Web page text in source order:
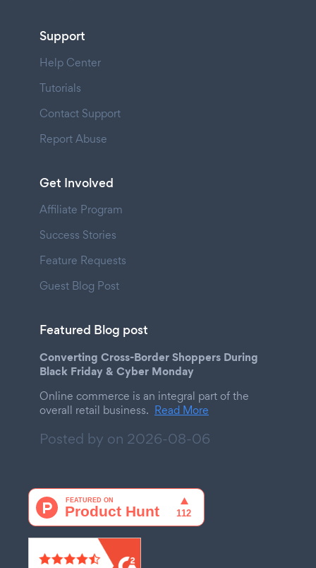
Support
Help Center
Tutorials
Contact Support
Report Abuse
Get Involved
Affiliate Program
Success Stories
Feature Requests
Guest Blog Post
Featured Blog post
Converting Cross-Border Shoppers During
Black Friday & Cyber Monday
Online commerce is an integral part of the
overall retail business. Read More
Posted by on 2026-08-06